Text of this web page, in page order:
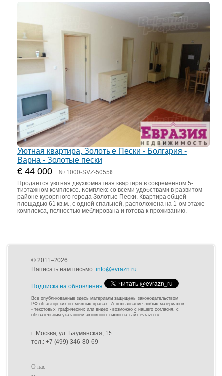
Уютная квартира, Золотые Пески - Болгария -
Варна - Золотые пески
€ 44 000 № 1000-SVZ-50556
Продается уютная двухкомнатная квартира в современном 5-
тиэтажном комплексе. Комплекс со всеми удобствами в развитом
районе курортного города Золотые Пески. Квартира общей
площадью 61 кв.м., с одной спальней, расположена на 1-ом этаже
комплекса, полностью меблирована и готова к проживанию.
© 2011–2026
Написать нам письмо: info@evrazn.ru
Подписка на обновления
Все опубликованные здесь материалы защищены законодательством
РФ об авторских и смежных правах. Использование любых материалов
- текстовых, графических или видео - возможно с нашего согласия, с
обязательным указанием активной ссылки на сайт evrazn.ru.
г. Москва, ул. Бауманская, 15
тел.: +7 (499) 346-80-69
О нас